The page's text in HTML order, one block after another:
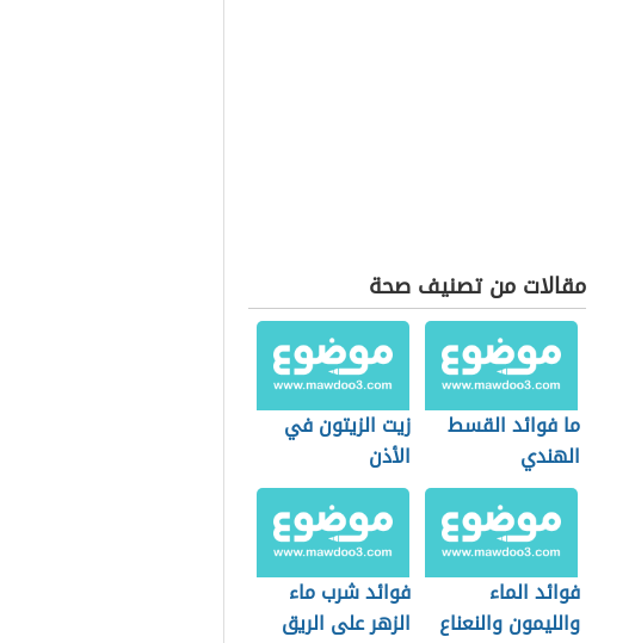
مقالات من تصنيف صحة
ما فوائد القسط
الهندي
زيت الزيتون في
الأذن
فوائد الماء
والليمون والنعناع
فوائد شرب ماء
الزهر على الريق